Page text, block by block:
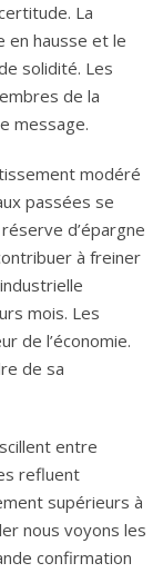
La
en hausse et le
solidité. Les
de la
message.
modéré
passées se
d’épargne
à freiner
mois. Les
de l’économie.
de sa
entre
refluent
supérieurs à
nous voyons les
confirmation